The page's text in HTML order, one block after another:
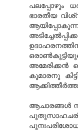
പലപ്പോഴും
ഭാരതീയ
അമേരിക്കൻ
കുമാരനു
ആചാരങ്ങൾ